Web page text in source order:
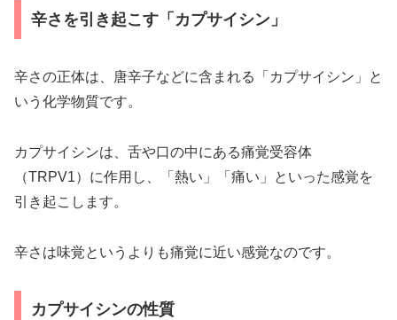
辛さを引き起こす「カプサイシン」
辛さの正体は、唐辛子などに含まれる「カプサイシン」と
いう化学物質です。
カプサイシンは、舌や口の中にある痛覚受容体
（TRPV1）に作用し、「熱い」「痛い」といった感覚を
引き起こします。
辛さは味覚というよりも痛覚に近い感覚なのです。
カプサイシンの性質